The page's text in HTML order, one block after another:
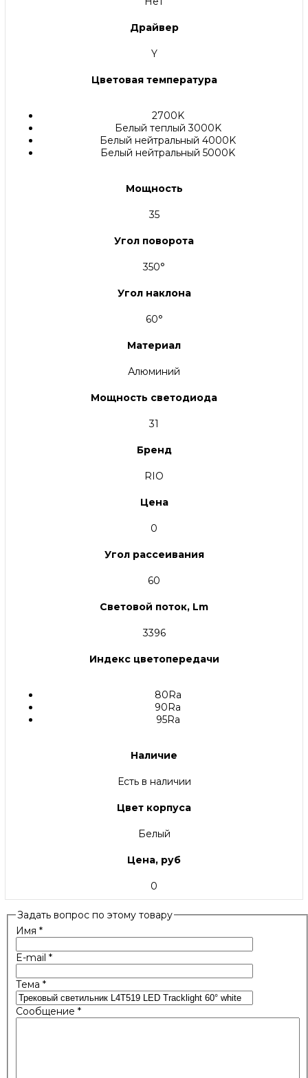
Драйвер
Y
Цветовая температура
2700K
Белый теплый 3000K
Белый нейтральный 4000K
Белый нейтральный 5000K
Мощность
35
Угол поворота
350°
Угол наклона
60°
Материал
Алюминий
Мощность светодиода
31
Бренд
RIO
Цена
0
Угол рассеивания
60
Световой поток, Lm
3396
Индекс цветопередачи
80Ra
90Ra
95Ra
Наличие
Есть в наличии
Цвет корпуса
Белый
Цена, руб
0
Задать вопрос по этому товару
Имя *
E-mail *
Тема *
Сообщение *